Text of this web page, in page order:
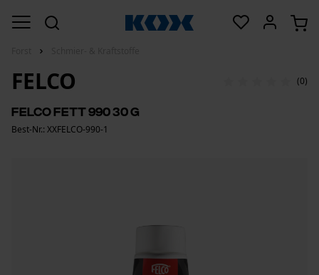
FELCO (0)
FELCO Fett 990 30 g
Best-Nr.: XXFELCO-990-1